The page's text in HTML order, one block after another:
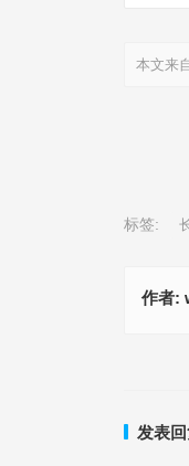
本文来
标签:
作者:
发表